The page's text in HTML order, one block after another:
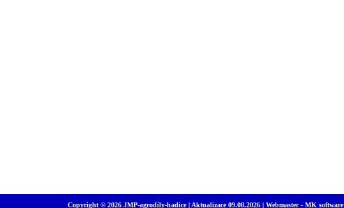
Copyright © 2026 JMP-agrodíly-hadice | Aktualizace 09.08.2026 | Webmaster - MK software